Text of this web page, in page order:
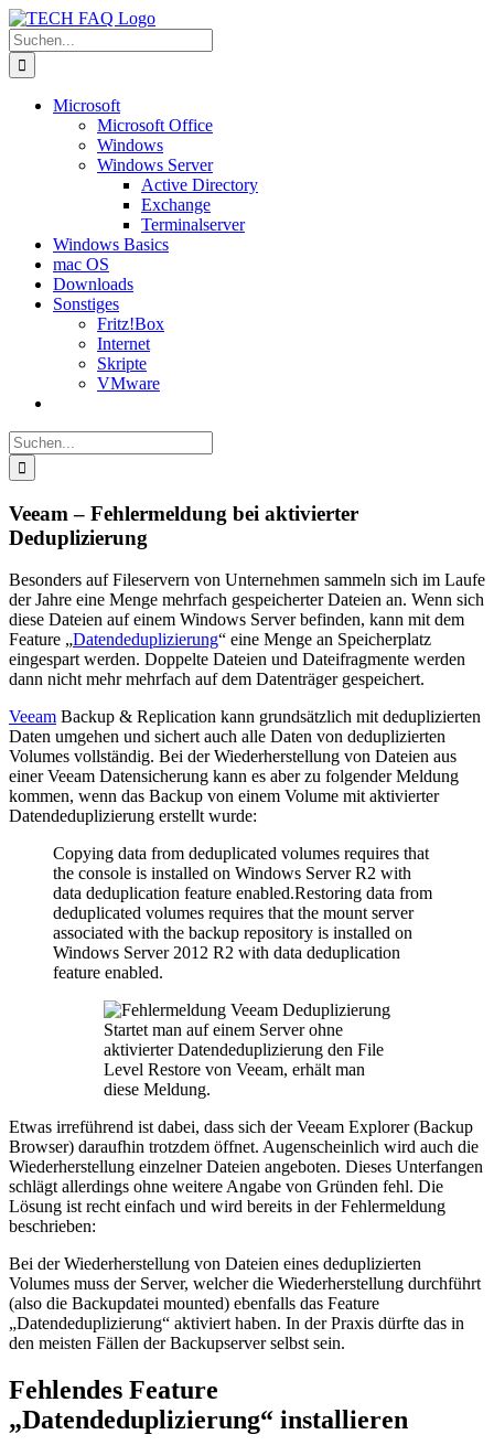
Zum
Inhalt
springen
Suche
nach:
Microsoft
Microsoft Office
Windows
Windows Server
Active Directory
Exchange
Terminalserver
Windows Basics
mac OS
Downloads
Sonstiges
Fritz!Box
Internet
Skripte
VMware
Suche
nach:
Veeam – Fehlermeldung bei aktivierter
Deduplizierung
Besonders auf Fileservern von Unternehmen sammeln sich im Laufe
der Jahre eine Menge mehrfach gespeicherter Dateien an. Wenn sich
diese Dateien auf einem Windows Server befinden, kann mit dem
Feature „Datendeduplizierung“ eine Menge an Speicherplatz
eingespart werden. Doppelte Dateien und Dateifragmente werden
dann nicht mehr mehrfach auf dem Datenträger gespeichert.
Veeam Backup & Replication kann grundsätzlich mit deduplizierten
Daten umgehen und sichert auch alle Daten von deduplizierten
Volumes vollständig. Bei der Wiederherstellung von Dateien aus
einer Veeam Datensicherung kann es aber zu folgender Meldung
kommen, wenn das Backup von einem Volume mit aktivierter
Datendeduplizierung erstellt wurde:
Copying data from deduplicated volumes requires that
the console is installed on Windows Server R2 with
data deduplication feature enabled.Restoring data from
deduplicated volumes requires that the mount server
associated with the backup repository is installed on
Windows Server 2012 R2 with data deduplication
feature enabled.
Startet man auf einem Server ohne
aktivierter Datendeduplizierung den File
Level Restore von Veeam, erhält man
diese Meldung.
Etwas irreführend ist dabei, dass sich der Veeam Explorer (Backup
Browser) daraufhin trotzdem öffnet. Augenscheinlich wird auch die
Wiederherstellung einzelner Dateien angeboten. Dieses Unterfangen
schlägt allerdings ohne weitere Angabe von Gründen fehl. Die
Lösung ist recht einfach und wird bereits in der Fehlermeldung
beschrieben:
Bei der Wiederherstellung von Dateien eines deduplizierten
Volumes muss der Server, welcher die Wiederherstellung durchführt
(also die Backupdatei mounted) ebenfalls das Feature
„Datendeduplizierung“ aktiviert haben. In der Praxis dürfte das in
den meisten Fällen der Backupserver selbst sein.
Fehlendes Feature
„Datendeduplizierung“ installieren